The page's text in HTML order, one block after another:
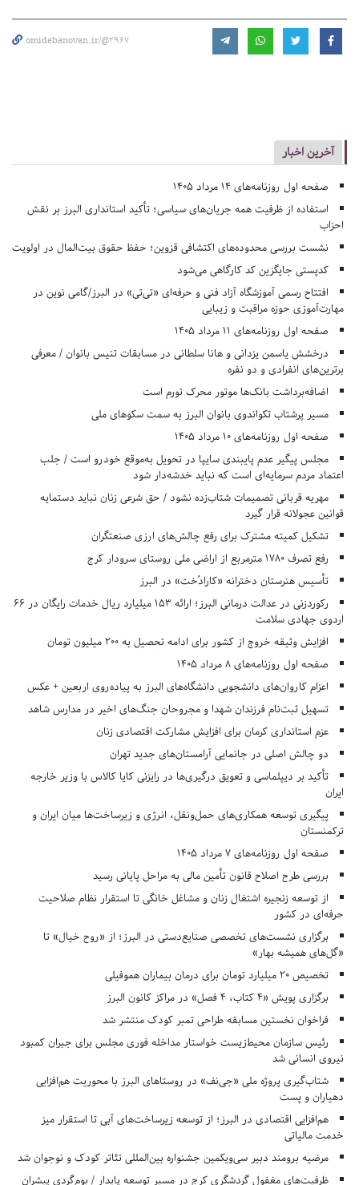
omidebanovan.ir/@2967
آخرین اخبار
صفحه اول روزنامه‌های 14 مرداد 1405
استفاده از ظرفیت همه جریان‌های سیاسی؛ تأکید استانداری البرز بر نقش
احزاب
نشست بررسی محدوده‌های اکتشافی قزوین؛ حفظ حقوق بیت‌المال در اولویت
کدپستی جایگزین کد کارگاهی می‌شود
افتتاح رسمی آموزشگاه آزاد فنی و حرفه‌ای «تی‌تی» در البرز/گامی نوین در
مهارت‌آموزی حوزه مراقبت و زیبایی
صفحه اول روزنامه‌های 11 مرداد 1405
درخشش یاسمن یزدانی و هانا سلطانی در مسابقات تنیس بانوان / معرفی
برترین‌های انفرادی و دو نفره
اضافه‌برداشت بانک‌ها موتور محرک تورم است
مسیر پرشتاب تکواندوی بانوان البرز به سمت سکوهای ملی
صفحه اول روزنامه‌های 10 مرداد 1405
مجلس پیگیر عدم پایبندی سایپا در تحویل به‌موقع خودرو است / جلب
اعتماد مردم سرمایه‌ای است که نباید خدشه‌دار شود
مهریه قربانی تصمیمات شتاب‌زده نشود / حق شرعی زنان نباید دستمایه
قوانین عجولانه قرار گیرد
تشکیل کمیته مشترک برای رفع چالش‌های ارزی صنعتگران
رفع تصرف ۱۷۸۰ مترمربع از اراضی ملی روستای سرودار کرج
تأسیس هنرستان دخترانه «کارادُخت» در البرز
رکوردزنی در عدالت درمانی البرز؛ ارائه ۱۵۳ میلیارد ریال خدمات رایگان در ۶۶
اردوی جهادی سلامت
افزایش وثیقه خروج از کشور برای ادامه تحصیل به ۲۰۰ میلیون تومان
صفحه اول روزنامه‌های 8 مرداد 1405
اعزام کاروان‌های دانشجویی دانشگاه‌های البرز به پیاده‌روی اربعین + عکس
تسهیل ثبت‌نام فرزندان شهدا و مجروحان جنگ‌های اخیر در مدارس شاهد
عزم استانداری کرمان برای افزایش مشارکت اقتصادی زنان
دو چالش اصلی در جانمایی آرامستان‌های جدید تهران
تأکید بر دیپلماسی و تعویق درگیری‌ها در رایزنی کایا کالاس با وزیر خارجه
ایران
پیگیری توسعه همکاری‌های حمل‌ونقل، انرژی و زیرساخت‌ها میان ایران و
ترکمنستان
صفحه اول روزنامه‌های 7 مرداد 1405
بررسی طرح اصلاح قانون تأمین مالی به مراحل پایانی رسید
از توسعه زنجیره اشتغال زنان و مشاغل خانگی تا استقرار نظام صلاحیت
حرفه‌ای در کشور
برگزاری نشست‌های تخصصی صنایع‌دستی در البرز؛ از «روح خیال» تا
«گل‌های همیشه بهار»
تخصیص ۲۰ میلیارد تومان برای درمان بیماران هموفیلی
برگزاری پویش «۴ کتاب، ۴ فصل» در مراکز کانون البرز
فراخوان نخستین مسابقه طراحی تمبر کودک منتشر شد
رئیس سازمان محیط‌زیست خواستار مداخله فوری مجلس برای جبران کمبود
نیروی انسانی شد
شتاب‌گیری پروژه ملی «جی‌نف» در روستاهای البرز با محوریت هم‌افزایی
دهیاران و پست
هم‌افزایی اقتصادی در البرز؛ از توسعه زیرساخت‌های آبی تا استقرار میز
خدمت مالیاتی
مرضیه برومند دبیر سی‌ویکمین جشنواره بین‌المللی تئاتر کودک و نوجوان شد
ظرفیت‌های مغفول گردشگری کرج در مسیر توسعه پایدار / بوم‌گردی پیشران